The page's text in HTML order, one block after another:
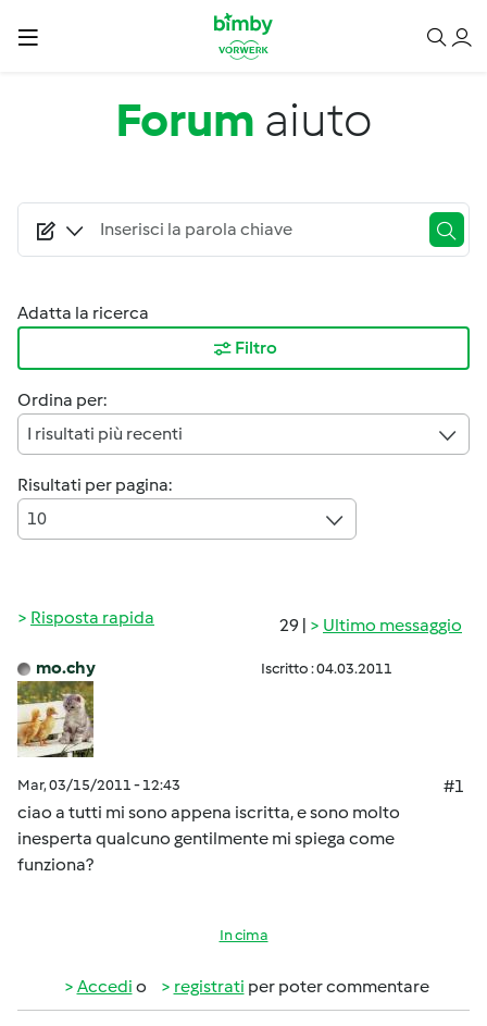
Salta al contenuto principale
Forum aiuto
Adatta la ricerca
Filtro
Ordina per:
I risultati più recenti
Risultati per pagina:
10
29 | Ultimo messaggio
Risposta rapida
mo.chy Iscritto : 04.03.2011
Mar, 03/15/2011 - 12:43
#1
ciao a tutti mi sono appena iscritta, e sono molto
inesperta qualcuno gentilmente mi spiega come
funziona?
In cima
Accedi o registrati per poter commentare